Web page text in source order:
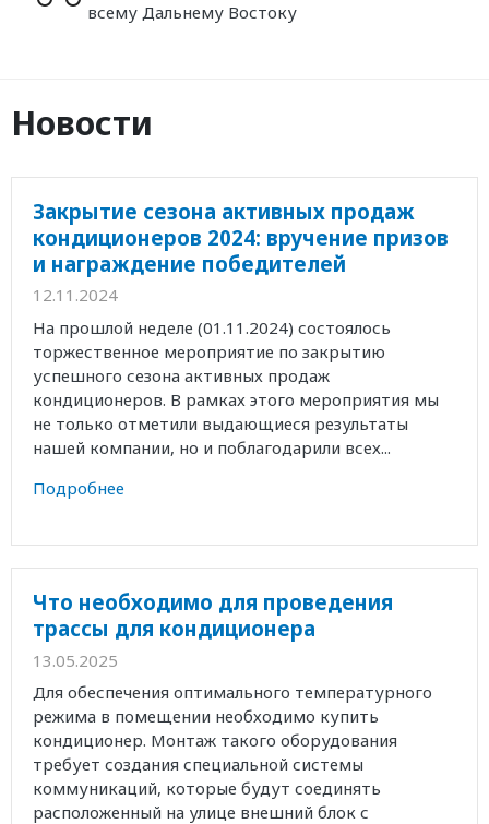
всему Дальнему Востоку
Новости
Закрытие сезона активных продаж
кондиционеров 2024: вручение призов
и награждение победителей
12.11.2024
На прошлой неделе (01.11.2024) состоялось
торжественное мероприятие по закрытию
успешного сезона активных продаж
кондиционеров. В рамках этого мероприятия мы
не только отметили выдающиеся результаты
нашей компании, но и поблагодарили всех...
Подробнее
Что необходимо для проведения
трассы для кондиционера
13.05.2025
Для обеспечения оптимального температурного
режима в помещении необходимо купить
кондиционер. Монтаж такого оборудования
требует создания специальной системы
коммуникаций, которые будут соединять
расположенный на улице внешний блок с